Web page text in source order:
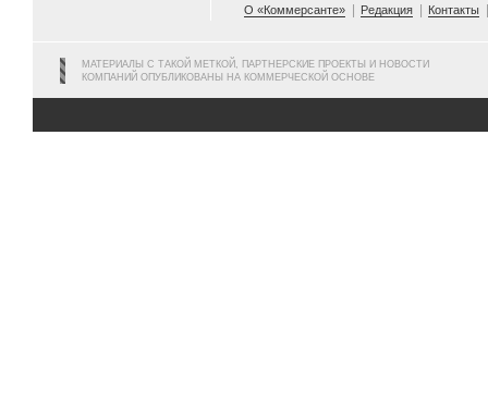
О «Коммерсанте»
Редакция Контакты
МАТЕРИАЛЫ С ТАКОЙ МЕТКОЙ, ПАРТНЕРСКИЕ ПРОЕКТЫ И НОВОСТИ
КОМПАНИЙ ОПУБЛИКОВАНЫ НА КОММЕРЧЕСКОЙ ОСНОВЕ